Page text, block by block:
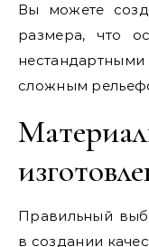
Вы можете
размера, что
сложным
Правильный
в создании